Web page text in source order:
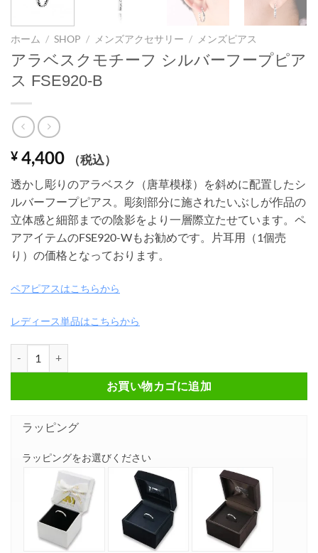
ホーム / SHOP / メンズアクセサリー / メンズピアス
アラベスクモチーフ シルバーフープピア
ス FSE920-B
¥ 4,400 （税込）
透かし彫りのアラベスク（唐草模様）を斜めに配置したシ
ルバーフープピアス。彫刻部分に施されたいぶしが作品の
立体感と細部までの陰影をより一層際立たせています。ペ
アアイテムのFSE920-Wもお勧めです。片耳用（1個売
り）の価格となっております。
ペアピアスはこちらから
レディース単品はこちらから
お買い物カゴに追加
ラッピング
ラッピングをお選びください